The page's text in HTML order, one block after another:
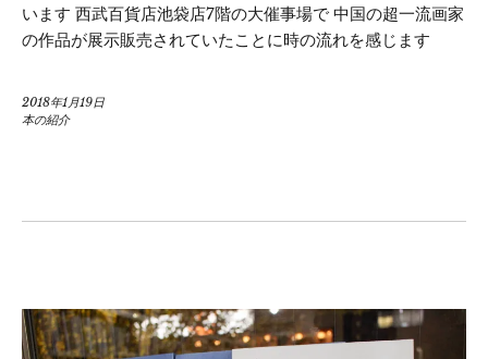
います 西武百貨店池袋店7階の大催事場で 中国の超一流画家
の作品が展示販売されていたことに時の流れを感じます
2018年1月19日
本の紹介